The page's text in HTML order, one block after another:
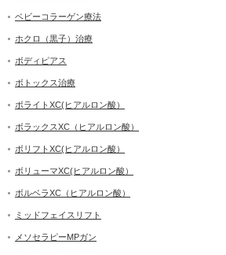
ベビーコラーゲン療法
ホクロ（黒子）治療
ボディピアス
ボトックス治療
ボライトXC(ヒアルロン酸）
ボラックスXC（ヒアルロン酸）
ボリフトXC(ヒアルロン酸）
ボリューマXC(ヒアルロン酸）
ボルベラXC（ヒアルロン酸）
ミッドフェイスリフト
メソセラピーMPガン